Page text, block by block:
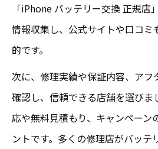
「iPhone バッテリー交換 正規店
情報収集し、公式サイトや口コミ
的です。
次に、修理実績や保証内容、アフ
確認し、信頼できる店舗を選びま
応や無料見積もり、キャンペーン
ントです。多くの修理店がバッテ